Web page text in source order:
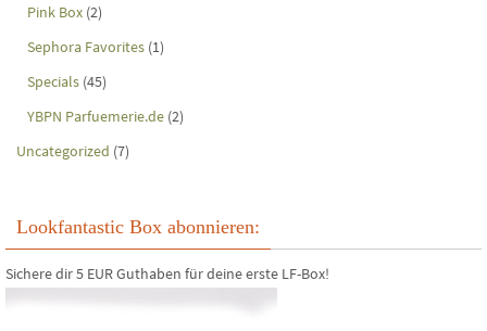
Pink Box (2)
Sephora Favorites (1)
Specials (45)
YBPN Parfuemerie.de (2)
Uncategorized (7)
Lookfantastic Box abonnieren:
Sichere dir 5 EUR Guthaben für deine erste LF-Box!